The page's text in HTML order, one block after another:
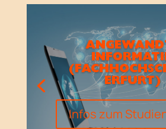
ERFURT)
Infos zum